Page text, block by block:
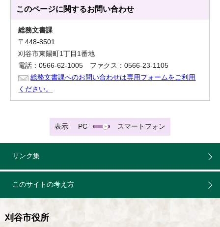
このページに関するお問い合わせ
総務文書課
〒448-8501
刈谷市東陽町1丁目1番地
電話：0566-62-1005 ファクス：0566-23-1105
総務文書課へのお問い合わせは専用フォームをご利用
ください。
表示 PC スマートフォン
リンク集
このサイトの考え方
刈谷市役所